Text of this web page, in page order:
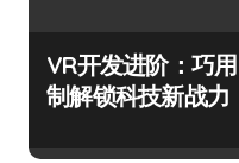
VR开发进阶：巧
制解锁科技新战力